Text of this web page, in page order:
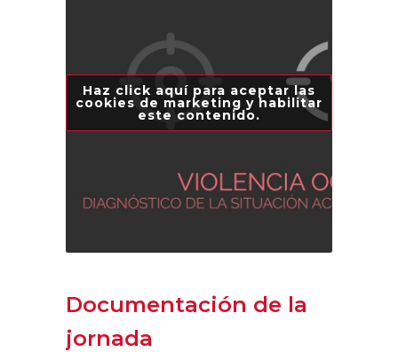
Haz click aquí para aceptar las
cookies de marketing y habilitar
este contenido.
Documentación de la
jornada